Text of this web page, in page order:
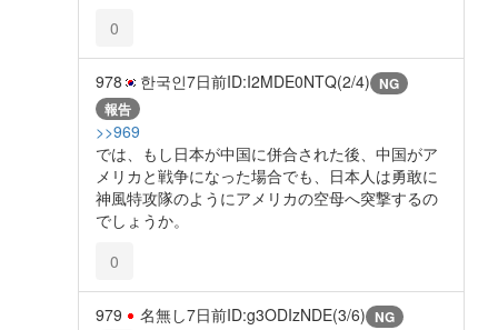
0
978 한국인7日前ID:I2MDE0NTQ(2/4) NG
報告
>>969
では、もし日本が中国に併合された後、中国がア
メリカと戦争になった場合でも、日本人は勇敢に
神風特攻隊のようにアメリカの空母へ突撃するの
でしょうか。
0
979 名無し7日前ID:g3ODIzNDE(3/6) NG